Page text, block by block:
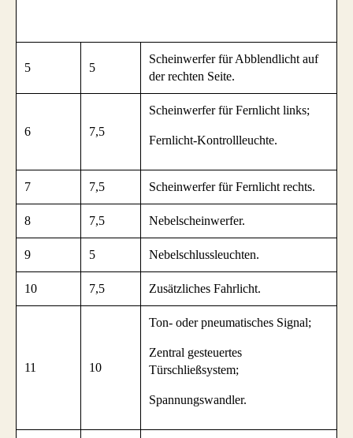
5 5
Scheinwerfer für Abblendlicht auf
der rechten Seite.
6 7,5
Scheinwerfer für Fernlicht links;
Fernlicht-Kontrollleuchte.
7 7,5 Scheinwerfer für Fernlicht rechts.
8 7,5 Nebelscheinwerfer.
9 5 Nebelschlussleuchten.
10 7,5 Zusätzliches Fahrlicht.
11 10
Ton- oder pneumatisches Signal;
Zentral gesteuertes
Türschließsystem;
Spannungswandler.